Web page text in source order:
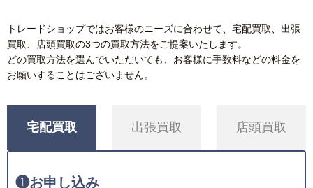
トレードショップではお客様のニーズに合わせて、宅配買取、出張
買取、店頭買取の3つの買取方法をご提案いたします。
どの買取方法を選んでいただいても、お客様に手数料などの料金を
お願いすることはございません。
宅配買取 出張買取 店頭買取
❶お申し込み